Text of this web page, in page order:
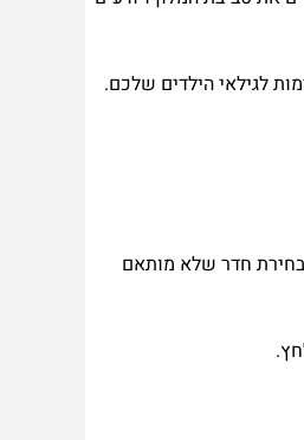
לגילאי הילדים שלכם.
חדר שלא מותאם